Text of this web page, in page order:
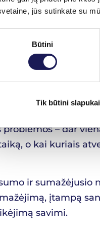
jūs sutinkate su
Būtini
Tik būtini slapukai
miokardo infarkto
dažnėja šlapimo
apsauginė
ypač juokiantis,
sukelia svorio
gali būti ne
problemos – dar
o kai kuriais
ir
įtampą
savimi.